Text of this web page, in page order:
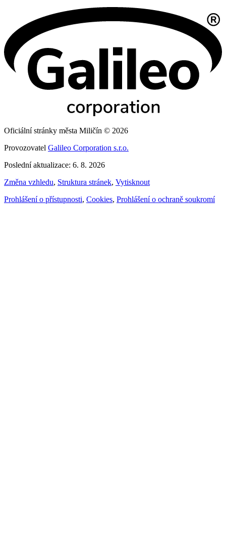
Oficiální stránky města Miličín © 2026
Provozovatel Galileo Corporation s.r.o.
Poslední aktualizace: 6. 8. 2026
Změna vzhledu, Struktura stránek, Vytisknout
Prohlášení o přístupnosti, Cookies, Prohlášení o ochraně soukromí